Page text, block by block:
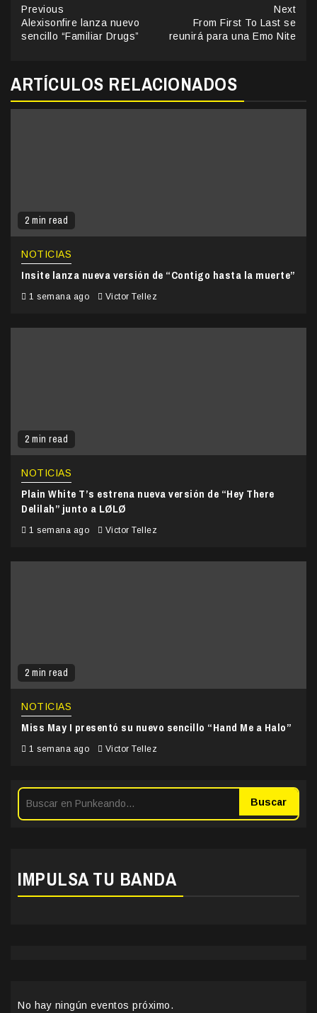
Continue
Reading
Previous
Alexisonfire lanza nuevo
sencillo “Familiar Drugs”
Next
From First To Last se
reunirá para una Emo Nite
ARTÍCULOS RELACIONADOS
2 min read
NOTICIAS
Insite lanza nueva versión de “Contigo hasta la muerte”
1 semana ago Victor Tellez
2 min read
NOTICIAS
Plain White T’s estrena nueva versión de “Hey There
Delilah” junto a LØLØ
1 semana ago Victor Tellez
2 min read
NOTICIAS
Miss May I presentó su nuevo sencillo “Hand Me a Halo”
1 semana ago Victor Tellez
Buscar
IMPULSA TU BANDA
No hay ningún eventos próximo.